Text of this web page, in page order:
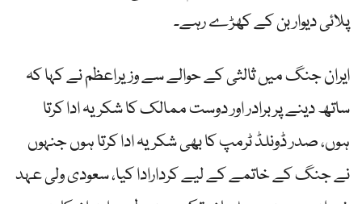
پلائی دیوار بن کے کھڑے رہے۔
ایران جنگ میں ثالثی کے حوالے سے وزیراعظم نے کہا کہ
ساتھ دینے پر برادر اور دوست ممالک کا شکریہ ادا کرتا
ہوں، صدر ڈونلڈ ٹرمپ کا بھی شکریہ ادا کرتا ہوں جنہوں
نے جنگ کے خاتمے کے لیے کردارادا کیا، سعودی ولی عہد